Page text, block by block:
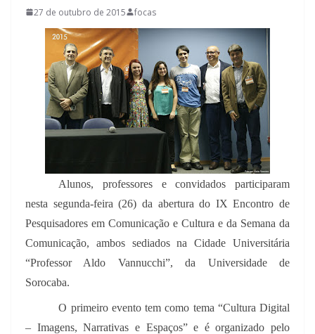
27 de outubro de 2015 focas
Alunos, professores e convidados participaram
nesta segunda-feira (26) da abertura do IX Encontro de
Pesquisadores em Comunicação e Cultura e da Semana da
Comunicação, ambos sediados na Cidade Universitária
“Professor Aldo Vannucchi”, da Universidade de
Sorocaba.
O primeiro evento tem como tema “Cultura Digital
– Imagens, Narrativas e Espaços” e é organizado pelo